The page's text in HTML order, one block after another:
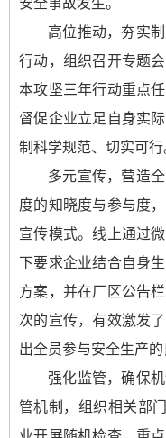
安全事故发生。
高位推动，夯实
行动，组织召开专题
本攻坚三年行动重点
督促企业立足自身实
制科学规范、切实可行
多元宣传，营造
度的知晓度与参与度
宣传模式。线上通过
下要求企业结合自身
方案，并在厂区公告
次的宣传，有效激发
出全员参与安全生产的
强化监管，确保
管机制，组织相关部